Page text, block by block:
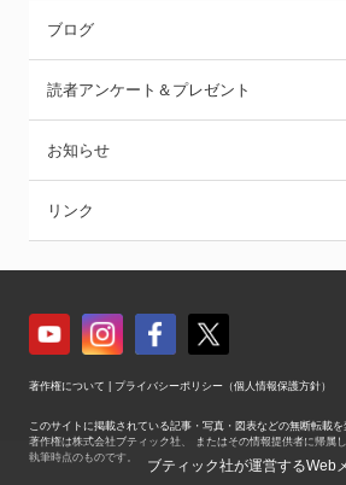
ブログ
読者アンケート＆プレゼント
お知らせ
リンク
著作権について プライバシーポリシー（個人情報保護方針）
このサイトに掲載されている記事・写真・図表などの無断転載を
著作権は株式会社ブティック社、 またはその情報提供者に帰属
執筆時点のものです。
ブティック社が運営するWeb